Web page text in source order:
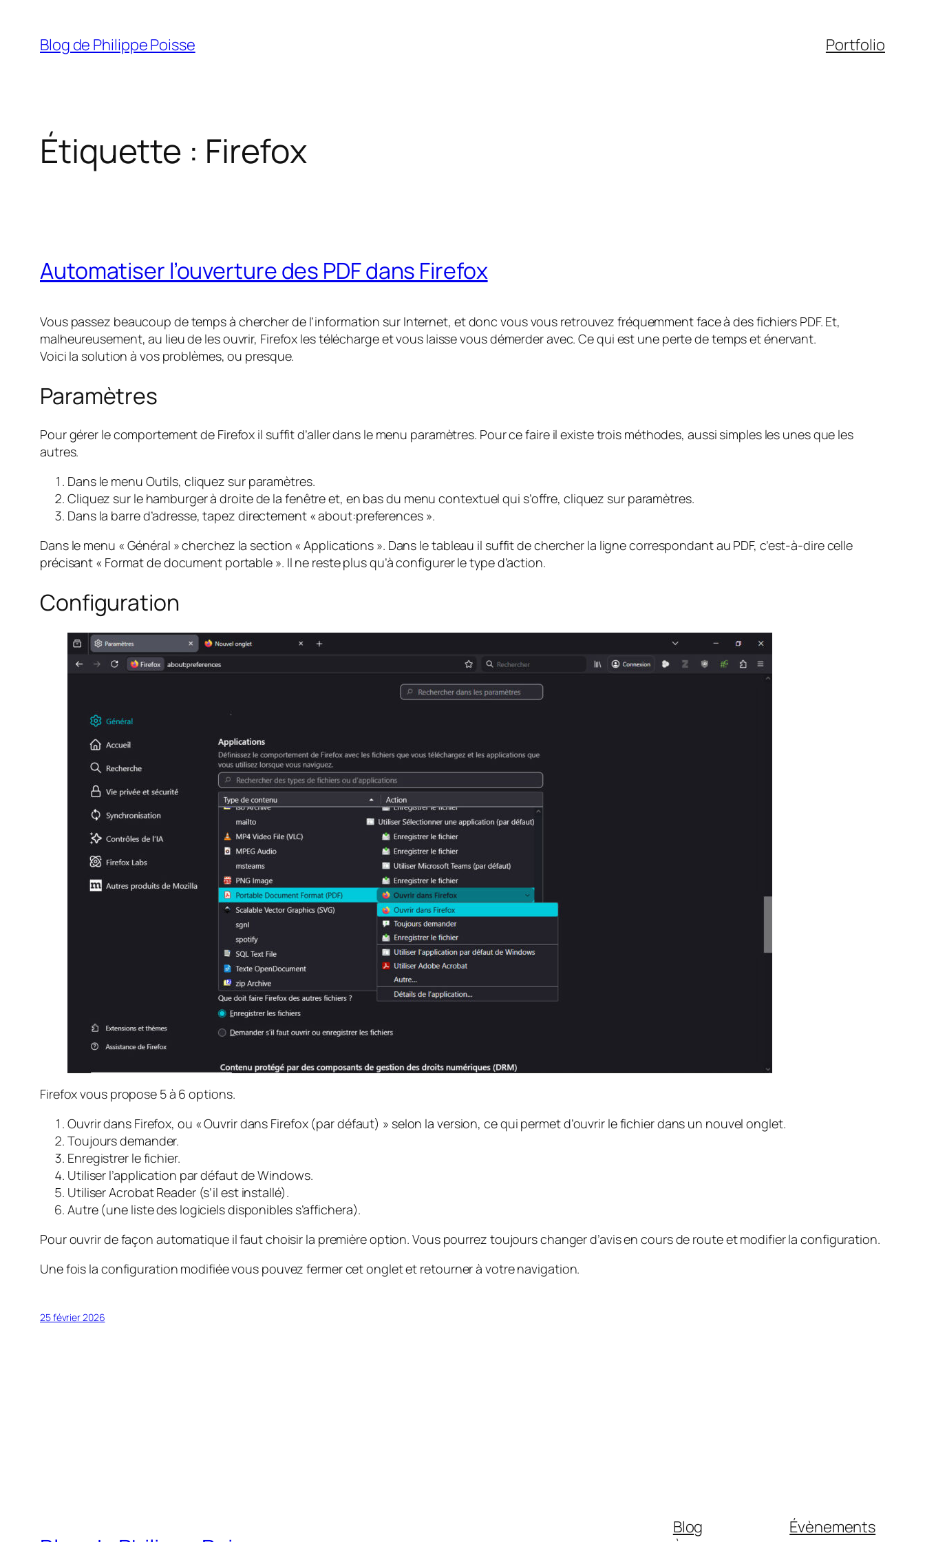
contenu
Blog de Philippe Poisse Portfolio
Étiquette : Firefox
Automatiser l’ouverture des PDF dans Firefox
Vous passez beaucoup de temps à chercher de l’information sur Internet, et donc vous vous retrouvez fréquemment face à des fichiers PDF. Et,
malheureusement, au lieu de les ouvrir, Firefox les télécharge et vous laisse vous démerder avec. Ce qui est une perte de temps et énervant.
Voici la solution à vos problèmes, ou presque.
Paramètres
Pour gérer le comportement de Firefox il suffit d’aller dans le menu paramètres. Pour ce faire il existe trois méthodes, aussi simples les unes que les
autres.
Dans le menu Outils, cliquez sur paramètres.
Cliquez sur le hamburger à droite de la fenêtre et, en bas du menu contextuel qui s’offre, cliquez sur paramètres.
Dans la barre d’adresse, tapez directement « about:preferences ».
Dans le menu « Général » cherchez la section « Applications ». Dans le tableau il suffit de chercher la ligne correspondant au PDF, c’est-à-dire celle
précisant « Format de document portable ». Il ne reste plus qu’à configurer le type d’action.
Configuration
Firefox vous propose 5 à 6 options.
Ouvrir dans Firefox, ou « Ouvrir dans Firefox (par défaut) » selon la version, ce qui permet d’ouvrir le fichier dans un nouvel onglet.
Toujours demander.
Enregistrer le fichier.
Utiliser l’application par défaut de Windows.
Utiliser Acrobat Reader (s’il est installé).
Autre (une liste des logiciels disponibles s’affichera).
Pour ouvrir de façon automatique il faut choisir la première option. Vous pourrez toujours changer d’avis en cours de route et modifier la configuration.
Une fois la configuration modifiée vous pouvez fermer cet onglet et retourner à votre navigation.
25 février 2026
Blog
Évènements